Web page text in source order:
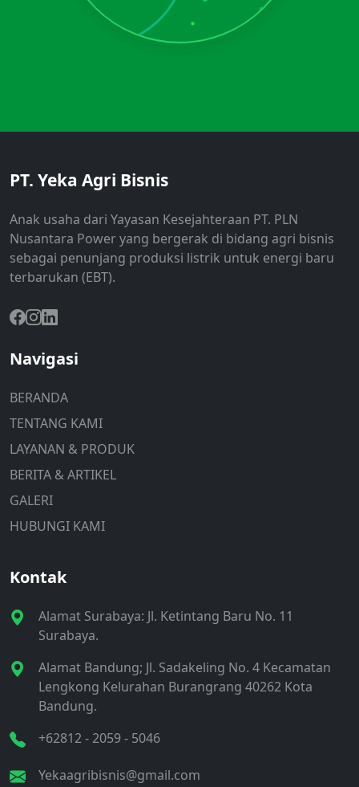
PT. Yeka Agri Bisnis
Anak usaha dari Yayasan Kesejahteraan PT. PLN
Nusantara Power yang bergerak di bidang agri bisnis
sebagai penunjang produksi listrik untuk energi baru
terbarukan (EBT).
Navigasi
BERANDA
TENTANG KAMI
LAYANAN & PRODUK
BERITA & ARTIKEL
GALERI
HUBUNGI KAMI
Kontak
Alamat Surabaya: Jl. Ketintang Baru No. 11
Surabaya.
Alamat Bandung; Jl. Sadakeling No. 4 Kecamatan
Lengkong Kelurahan Burangrang 40262 Kota
Bandung.
+62812 - 2059 - 5046‬
Yekaagribisnis@gmail.com